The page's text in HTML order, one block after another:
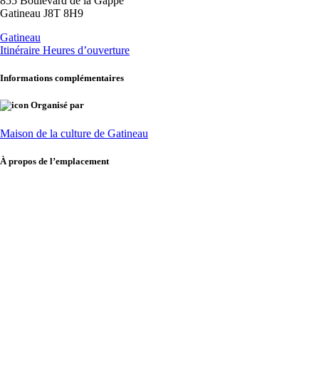
Gatineau J8T 8H9
Gatineau
Itinéraire Heures d’ouverture
Informations complémentaires
Organisé par
Maison de la culture de Gatineau
À propos de l’emplacement